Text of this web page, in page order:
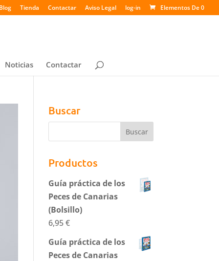
Tienda Contactar Aviso Legal log-in Elementos De 0
Noticias Contactar
Buscar
Productos
Guía práctica de los
Peces de Canarias
(Bolsillo)
6,95€
Guía práctica de los
Peces de Canarias